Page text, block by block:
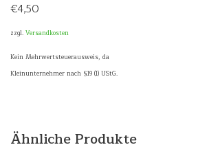
€4,50
zzgl. Versandkosten
Kein Mehrwertsteuerausweis, da
Kleinunternehmer nach §19 (1) UStG.
Ähnliche Produkte